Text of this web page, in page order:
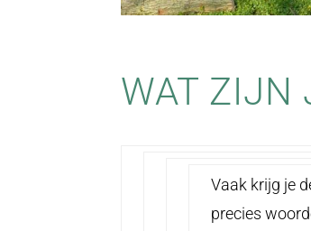
WAT ZIJN
Vaak krijg je
precies